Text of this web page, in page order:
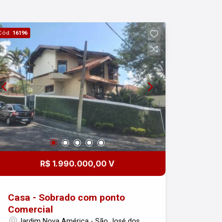
16196
R$ 1.990.000,00 V
Casa - Sobrado com ponto
Comercial